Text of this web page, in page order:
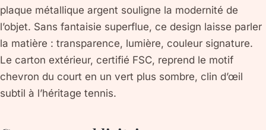
plaque métallique argent souligne la modernité de
l’objet. Sans fantaisie superflue, ce design laisse parler
la matière : transparence, lumière, couleur signature.
Le carton extérieur, certifié FSC, reprend le motif
chevron du court en un vert plus sombre, clin d’œil
subtil à l’héritage tennis.